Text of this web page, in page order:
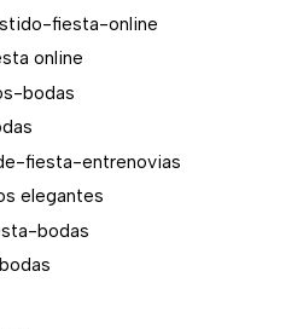
online
elegantes